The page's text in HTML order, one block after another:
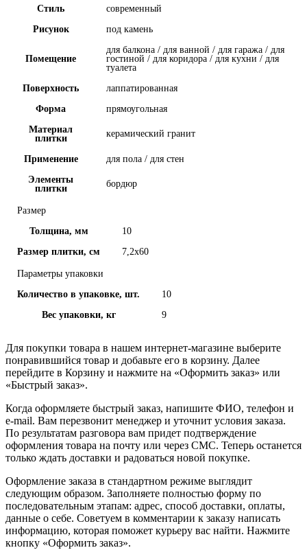
Стиль
современный
Рисунок
под камень
Помещение
для балкона / для ванной / для гаража / для
гостиной / для коридора / для кухни / для
туалета
Поверхность
лаппатированная
Форма
прямоугольная
Материал
плитки
керамический гранит
Применение
для пола / для стен
Элементы
плитки
бордюр
Размер
Толщина, мм
10
Размер плитки, см
7,2x60
Параметры упаковки
Количество в упаковке, шт.
10
Вес упаковки, кг
9
Для покупки товара в нашем интернет-магазине выберите
понравившийся товар и добавьте его в корзину. Далее
перейдите в Корзину и нажмите на «Оформить заказ» или
«Быстрый заказ».
Когда оформляете быстрый заказ, напишите ФИО, телефон и
e-mail. Вам перезвонит менеджер и уточнит условия заказа.
По результатам разговора вам придет подтверждение
оформления товара на почту или через СМС. Теперь останется
только ждать доставки и радоваться новой покупке.
Оформление заказа в стандартном режиме выглядит
следующим образом. Заполняете полностью форму по
последовательным этапам: адрес, способ доставки, оплаты,
данные о себе. Советуем в комментарии к заказу написать
информацию, которая поможет курьеру вас найти. Нажмите
кнопку «Оформить заказ».